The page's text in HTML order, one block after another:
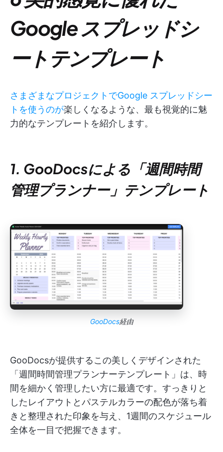
Google スプレッドシ
ートテンプレート
さまざまなプロジェクトでGoogle スプレッドシー
トを使うのが楽しくなるような、最も視覚的に魅
力的なテンプレートを紹介します。
1. GooDocsによる「週間時間
管理プランナー」テンプレート
GooDocs経由
GooDocsが提供するこの美しくデザインされた
「週間時間管理プランナーテンプレート」は、時
間を細かく管理したい方に最適です。すっきりと
したレイアウトとパステルカラーの配色が落ち着
きと整理された印象を与え、1週間のスケジュール
全体を一目で把握できます。